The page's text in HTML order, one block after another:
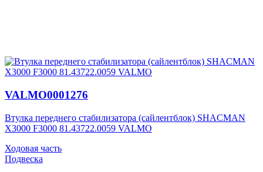
VALMO0001276
Втулка переднего стабилизатора (сайлентблок) SHACMAN
X3000 F3000 81.43722.0059 VALMO
Ходовая часть
Подвеска